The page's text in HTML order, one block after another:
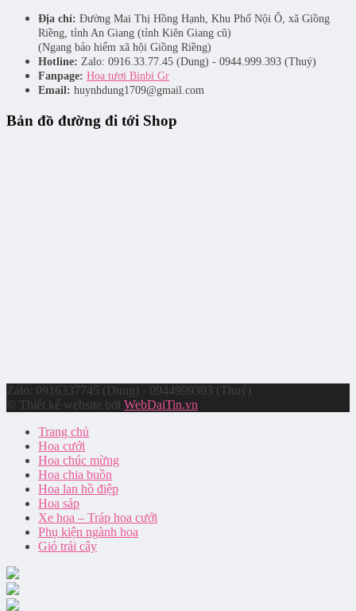
Địa chỉ: Đường Mai Thị Hồng Hạnh, Khu Phố Nội Ô, xã Giồng
Riềng, tỉnh An Giang (tỉnh Kiên Giang cũ)
(Ngang bảo hiểm xã hội Giồng Riềng)
Hotline: Zalo: 0916.33.77.45 (Dung) - 0944.999.393 (Thuý)
Fanpage: Hoa tươi Binbi Gr
Email: huynhdung1709@gmail.com
Bản đồ đường đi tới Shop
Zalo: 0916337745 (Dung) - 0944999393 (Thuý)
© Thiết kế website bởi WebDaiTin.vn
Trang chủ
Hoa cưới
Hoa chúc mừng
Hoa chia buồn
Hoa lan hồ điệp
Hoa sáp
Xe hoa – Tráp hoa cưới
Phụ kiện ngành hoa
Giỏ trái cây